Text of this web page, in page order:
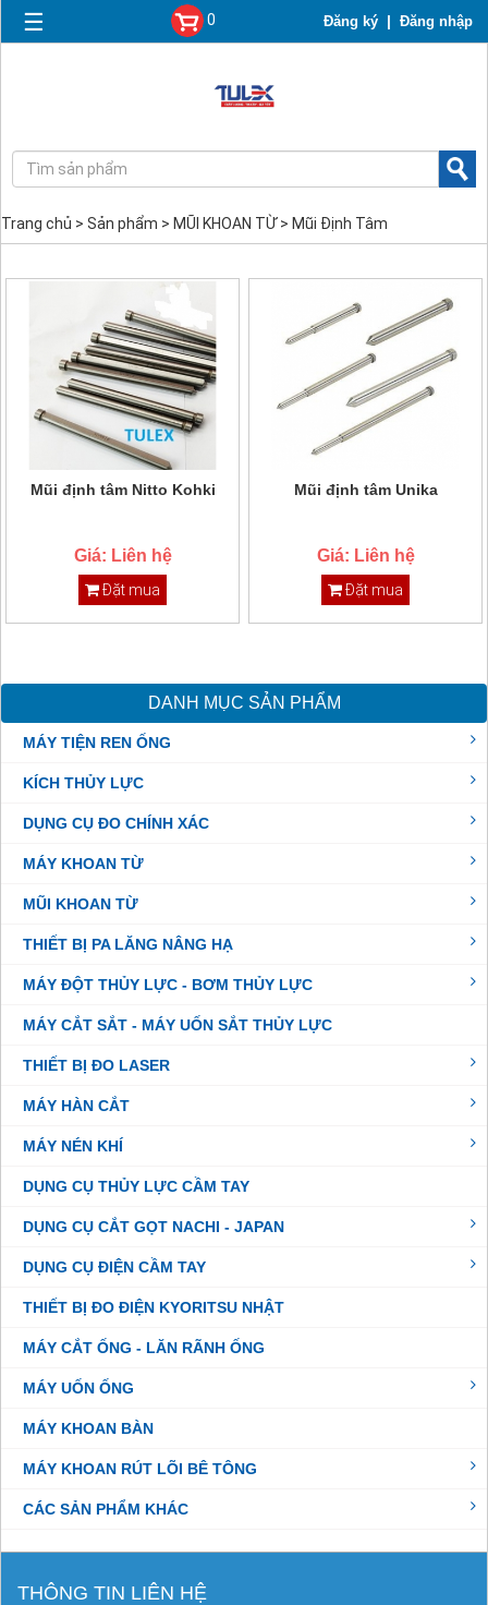
☰ Đăng ký| Đăng nhập
0
Trang chủ > Sản phẩm > MŨI KHOAN TỪ> Mũi Định Tâm
Mũi định tâm Nitto Kohki
Giá: Liên hệ
Đặt mua
Mũi định tâm Unika
Giá: Liên hệ
Đặt mua
DANH MỤC SẢN PHẨM
MÁY TIỆN REN ỐNG
KÍCH THỦY LỰC
DỤNG CỤ ĐO CHÍNH XÁC
MÁY KHOAN TỪ
MŨI KHOAN TỪ
THIẾT BỊ PA LĂNG NÂNG HẠ
MÁY ĐỘT THỦY LỰC - BƠM THỦY LỰC
MÁY CẮT SẮT - MÁY UỐN SẮT THỦY LỰC
THIẾT BỊ ĐO LASER
MÁY HÀN CẮT
MÁY NÉN KHÍ
DỤNG CỤ THỦY LỰC CẦM TAY
DỤNG CỤ CẮT GỌT NACHI - JAPAN
DỤNG CỤ ĐIỆN CẦM TAY
THIẾT BỊ ĐO ĐIỆN KYORITSU NHẬT
MÁY CẮT ỐNG - LĂN RÃNH ỐNG
MÁY UỐN ỐNG
MÁY KHOAN BÀN
MÁY KHOAN RÚT LÕI BÊ TÔNG
CÁC SẢN PHẨM KHÁC
THÔNG TIN LIÊN HỆ